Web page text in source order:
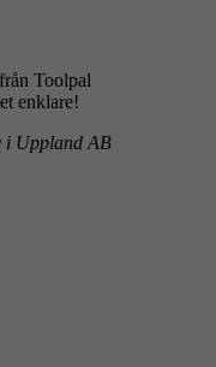
Toolpal
enklare!
Uppland AB